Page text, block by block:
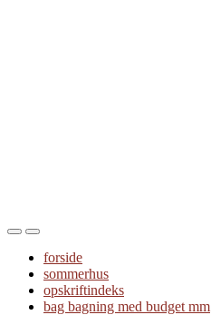
Toggle
mobile
menu
Toggle
the
search
field
forside
sommerhus
opskriftindeks
bag bagning med budget mm